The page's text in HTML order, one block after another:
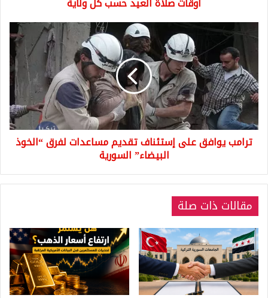
يوافق
إستئناف
تقديم
مساعدات
لفرق
“الخوذ
البيضاء”
السورية
ترامب يوافق على إستئناف تقديم مساعدات لفرق “الخوذ
البيضاء” السورية
مقالات ذات صلة